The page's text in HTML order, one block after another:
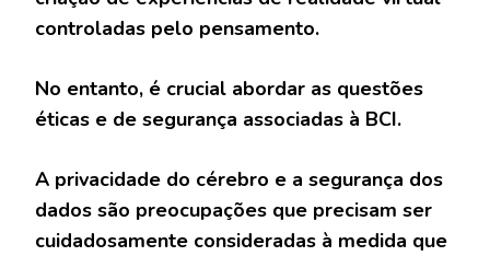
controladas pelo pensamento.
No entanto, é crucial abordar as questões
éticas e de segurança associadas à BCI.
A privacidade do cérebro e a segurança dos
dados são preocupações que precisam ser
cuidadosamente consideradas à medida que